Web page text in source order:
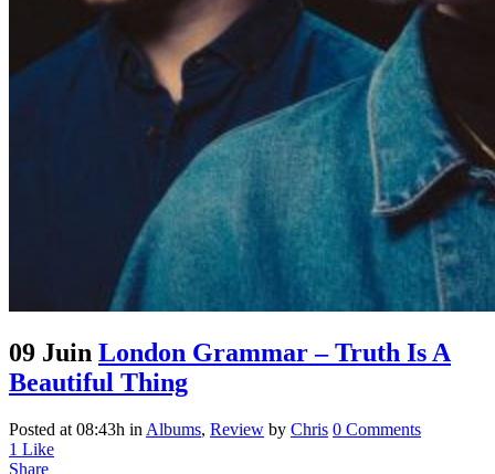
09 Juin London Grammar – Truth Is A
Beautiful Thing
Posted at 08:43h in Albums, Review by Chris 0 Comments
1 Like
Share